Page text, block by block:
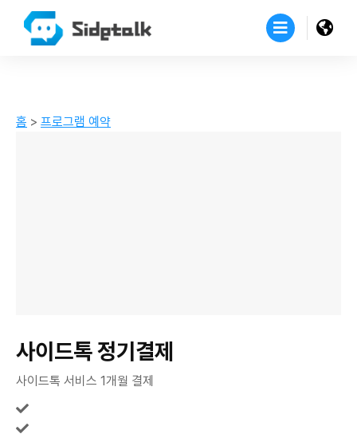
홈 > 프로그램 예약
사이드톡 정기결제
사이드톡 서비스 1개월 결제